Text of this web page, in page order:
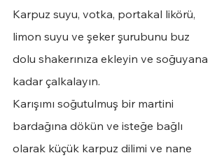
Karpuz suyu, votka, portakal likörü,
limon suyu ve şeker şurubunu buz
dolu shakerınıza ekleyin ve soğuyana
kadar çalkalayın.
Karışımı soğutulmuş bir martini
bardağına dökün ve isteğe bağlı
olarak küçük karpuz dilimi ve nane